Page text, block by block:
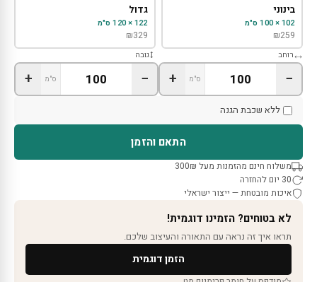
בינוני
102 × 100 ס"מ
₪259
גדול
122 × 120 ס"מ
₪329
רוחב
− ס"מ +
גובה
− ס"מ +
ללא שכבת הגנה
התאם והזמן
משלוח חינם מהזמנות מעל 300₪
30 יום להחזרה
איכות מובטחת — ייצור ישראלי
לא בטוחים? הזמינו דוגמית!
תראו איך זה נראה עם התאורה והעיצוב שלכם.
הזמן דוגמית